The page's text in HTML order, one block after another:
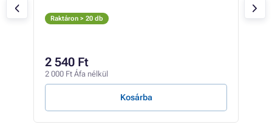
Raktáron > 20 db
2 540 Ft
2 000 Ft Áfa nélkül
Kosárba